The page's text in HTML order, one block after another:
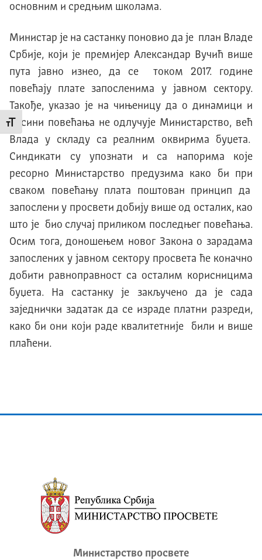
Промени величину слова
основним и средњим школама.
Министар је на састанку поновио да је план Владе
Србије, који је премијер Александар Вучић више
пута јавно изнео, да се током 2017. године
повећају плате запосленима у јавном сектору.
Такође, указао је на чињеницу да о динамици и
висини повећања не одлучује Министарство, већ
Влада у складу са реалним оквирима буџета.
Синдикати су упознати и са напорима које
ресорно Министарство предузима како би при
сваком повећању плата поштован принцип да
запослени у просвети добију више од осталих, као
што је био случај приликом последњег повећања.
Осим тога, доношењем новог Закона о зарадама
запослених у јавном сектору просвета ће коначно
добити равноправност са осталим корисницима
буџета. На састанку је закључено да је сада
заједнички задатак да се израде платни разреди,
како би они који раде квалитетније били и више
плаћени.
Министарство просвете